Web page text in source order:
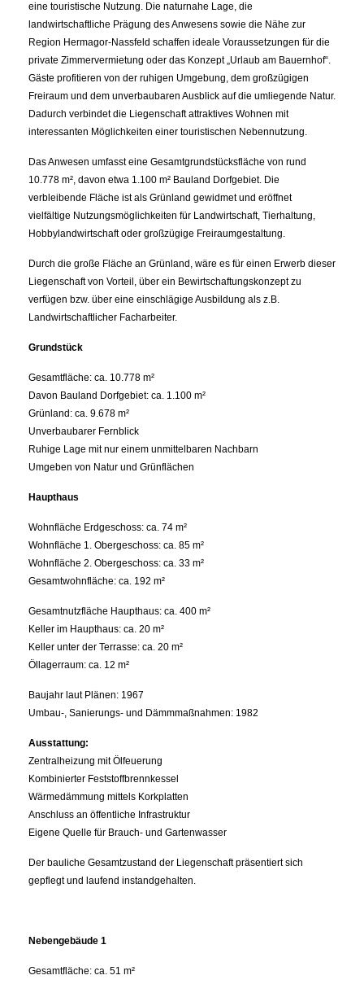
eine touristische Nutzung. Die naturnahe Lage, die
landwirtschaftliche Prägung des Anwesens sowie die Nähe zur
Region Hermagor-Nassfeld schaffen ideale Voraussetzungen für die
private Zimmervermietung oder das Konzept „Urlaub am Bauernhof“.
Gäste profitieren von der ruhigen Umgebung, dem großzügigen
Freiraum und dem unverbaubaren Ausblick auf die umliegende Natur.
Dadurch verbindet die Liegenschaft attraktives Wohnen mit
interessanten Möglichkeiten einer touristischen Nebennutzung.
Das Anwesen umfasst eine Gesamtgrundstücksfläche von rund
10.778 m², davon etwa 1.100 m² Bauland Dorfgebiet. Die
verbleibende Fläche ist als Grünland gewidmet und eröffnet
vielfältige Nutzungsmöglichkeiten für Landwirtschaft, Tierhaltung,
Hobbylandwirtschaft oder großzügige Freiraumgestaltung.
Durch die große Fläche an Grünland, wäre es für einen Erwerb dieser
Liegenschaft von Vorteil, über ein Bewirtschaftungskonzept zu
verfügen bzw. über eine einschlägige Ausbildung als z.B.
Landwirtschaftlicher Facharbeiter.
Grundstück
Gesamtfläche: ca. 10.778 m²
Davon Bauland Dorfgebiet: ca. 1.100 m²
Grünland: ca. 9.678 m²
Unverbaubarer Fernblick
Ruhige Lage mit nur einem unmittelbaren Nachbarn
Umgeben von Natur und Grünflächen
Haupthaus
Wohnfläche Erdgeschoss: ca. 74 m²
Wohnfläche 1. Obergeschoss: ca. 85 m²
Wohnfläche 2. Obergeschoss: ca. 33 m²
Gesamtwohnfläche: ca. 192 m²
Gesamtnutzfläche Haupthaus: ca. 400 m²
Keller im Haupthaus: ca. 20 m²
Keller unter der Terrasse: ca. 20 m²
Öllagerraum: ca. 12 m²
Baujahr laut Plänen: 1967
Umbau-, Sanierungs- und Dämmmaßnahmen: 1982
Ausstattung:
Zentralheizung mit Ölfeuerung
Kombinierter Feststoffbrennkessel
Wärmedämmung mittels Korkplatten
Anschluss an öffentliche Infrastruktur
Eigene Quelle für Brauch- und Gartenwasser
Der bauliche Gesamtzustand der Liegenschaft präsentiert sich
gepflegt und laufend instandgehalten.
Nebengebäude 1
Gesamtfläche: ca. 51 m²